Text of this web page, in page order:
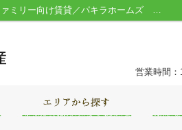
少林寺町西エヌエム・トラント・トワ／堺市の一人暮らし・ファミリー向け賃貸／パキラホームズ 株式会社和泉不動産
営業時間